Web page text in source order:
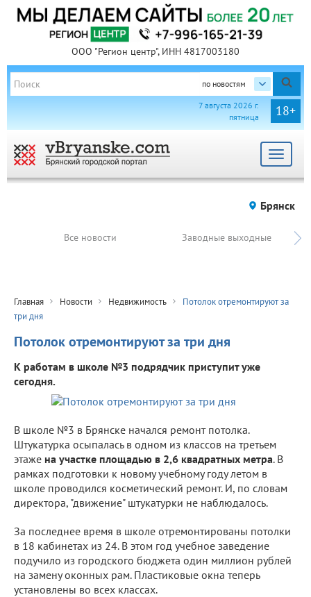
ООО "Регион центр", ИНН 4817003180
по новостям
18+
7 августа 2026 г.
пятница
Toggle
Брянск
Все новости Заводные выходные
Главная Новости Недвижимость
Потолок отремонтируют за
три дня
Потолок отремонтируют за три дня
К работам в школе №3 подрядчик приступит уже
сегодня.
В школе №3 в Брянске начался ремонт потолка.
Штукатурка осыпалась в одном из классов на третьем
этаже на участке площадью в 2,6 квадратных метра. В
рамках подготовки к новому учебному году летом в
школе проводился косметический ремонт. И, по словам
директора, "движение" штукатурки не наблюдалось.
За последнее время в школе отремонтированы потолки
в 18 кабинетах из 24. В этом год учебное заведение
подучило из городского бюджета один миллион рублей
на замену оконных рам. Пластиковые окна теперь
установлены во всех классах.